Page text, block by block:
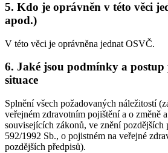
5. Kdo je oprávněn v této věci
apod.)
V této věci je oprávněna jednat OSVČ.
6. Jaké jsou podmínky a postup
situace
Splnění všech požadovaných náležitostí
veřejném zdravotním pojištění a o změně
souvisejících zákonů, ve znění pozdějších
592/1992 Sb., o pojistném na veřejné
pozdějších předpisů).